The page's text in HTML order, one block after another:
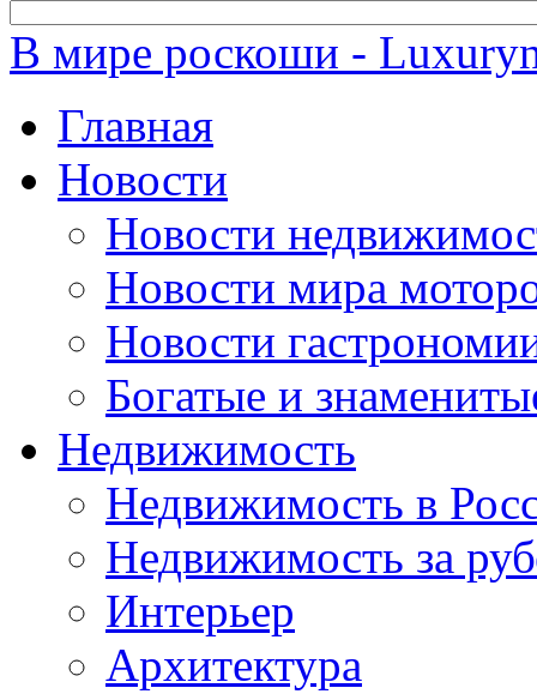
В мире роскоши -
Главная
Новости
Новости
Новости мира
Новости
Богатые и
Недвижимость
Недвижимость в
Недвижимость за
Интерьер
Архитектура